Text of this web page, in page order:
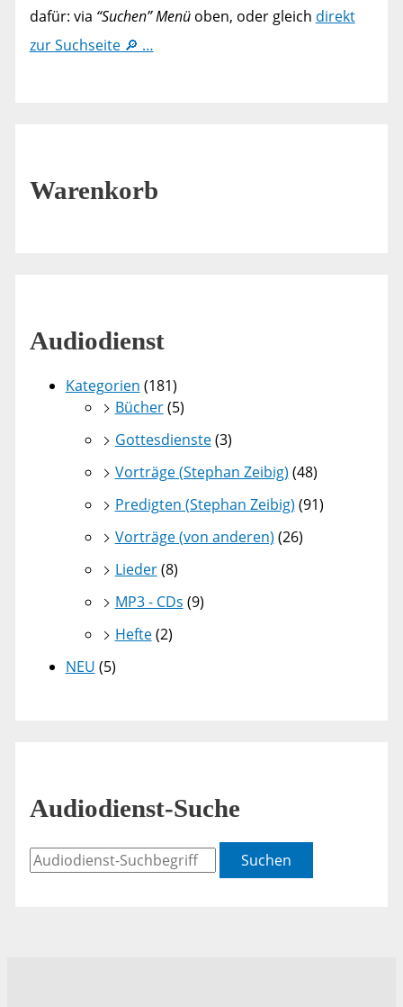
dafür: via “Suchen” Menüoben, oder gleich direkt
zur Suchseite 🔎 …
Warenkorb
Audiodienst
Kategorien (181)
Bücher(5)
Gottesdienste(3)
Vorträge (Stephan Zeibig) (48)
Predigten (Stephan Zeibig) (91)
Vorträge (von anderen) (26)
Lieder(8)
MP3 - CDs (9)
Hefte(2)
NEU (5)
Audiodienst-Suche
Suchen